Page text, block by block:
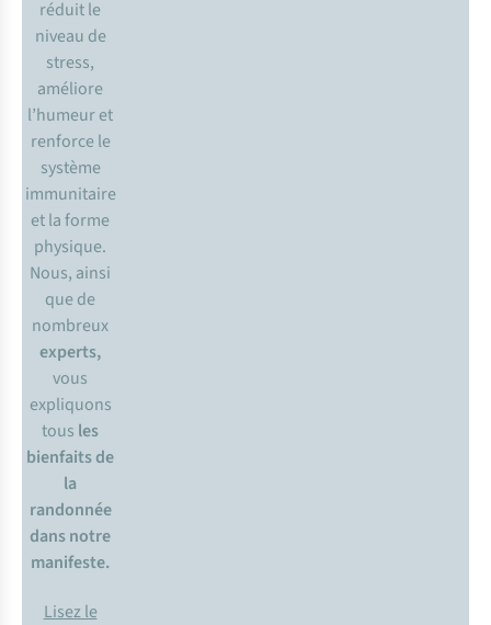
réduit le
niveau de
stress,
améliore
l’humeur et
renforce le
système
immunitaire
et la forme
physique.
Nous, ainsi
que de
nombreux
experts,
vous
expliquons
tous les
bienfaits de
la
randonnée
dans notre
manifeste.
Lisez le